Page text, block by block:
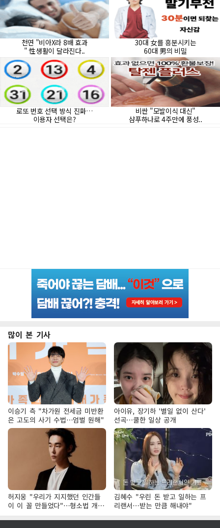
많이 본 기사
이승기 측 "차가원 전세금 미반환
은 고도의 사기 수법…엄벌 원해"
아이유, 장기하 '별일 없이 산다'
선곡…쿨한 일상 공개
허지웅 "우리가 지지했던 인간들
이 이 꼴 만들었다"…형소법 개정
에 격한 반응
김혜수 "우린 돈 받고 일하는 프
리랜서…받는 만큼 해내야"